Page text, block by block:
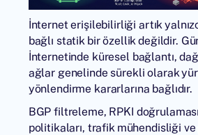
İnternet erişilebilirliği artık
bağlı statik bir özellik değildir.
İnternetinde küresel bağlantı,
ağlar genelinde sürekli olarak
yönlendirme kararlarına bağlıdır.
BGP filtreleme, RPKI
politikaları, trafik mühendisliği